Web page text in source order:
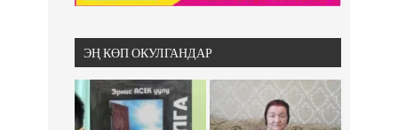
ЭҢ КӨП ОКУЛГАНДАР